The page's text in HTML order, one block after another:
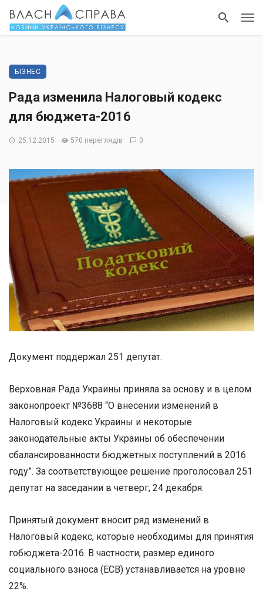
БІЗНЕС
Рада изменила Налоговый кодекс
для бюджета-2016
25.12.2015 570 переглядів 0
Документ поддержал 251 депутат.
Верховная Рада Украины приняла за основу и в целом
законопроект №3688 “О внесении изменений в
Налоговый кодекс Украины и некоторые
законодательные акты Украины об обеспечении
сбалансированности бюджетных поступлений в 2016
году”. За соответствующее решение проголосовал 251
депутат на заседании в четверг, 24 декабря.
Принятый документ вносит ряд изменений в
Налоговый кодекс, которые необходимы для принятия
гобюджета-2016. В частности, размер единого
социального взноса (ЕСВ) устанавливается на уровне
22%.